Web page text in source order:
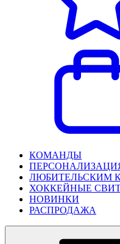
КОМАНДЫ
ЛЮБИТЕЛЬСКИМ
ХОККЕЙНЫЕ
НОВИНКИ
РАСПРОДАЖА